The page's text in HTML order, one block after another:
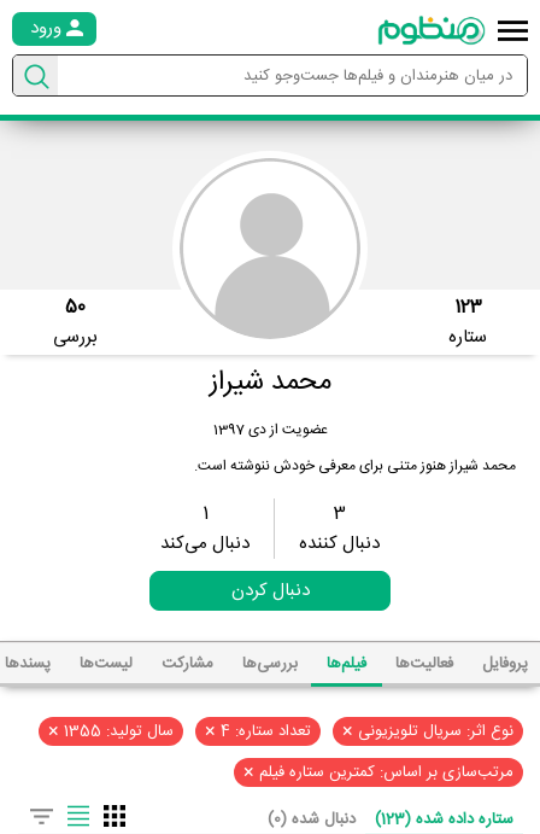
ورود
123
ستاره
50
بررسی
محمد شیراز
عضویت از دی 1397
محمد شیراز هنوز متنی برای معرفی خودش ننوشته است.
3
دنبال کننده
1
دنبال می‌کند
دنبال کردن
پروفایل فعالیت‌ها فیلم‌ها بررسی‌ها مشارکت لیست‌ها پسند‌ها
نوع اثر: سریال تلویزیونی × تعداد ستاره: 4 × سال تولید: 1355 ×
مرتب‌سازی بر اساس: کمترین ستاره فیلم ×
ستاره داده شده (123) دنبال شده (0)